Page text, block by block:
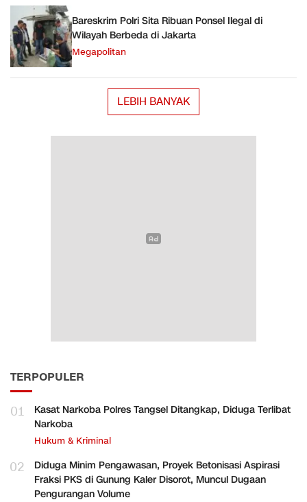
Bareskrim Polri Sita Ribuan Ponsel Ilegal di
Wilayah Berbeda di Jakarta
Megapolitan
LEBIH BANYAK
TERPOPULER
01
Kasat Narkoba Polres Tangsel Ditangkap, Diduga Terlibat
Narkoba
Hukum & Kriminal
02
Diduga Minim Pengawasan, Proyek Betonisasi Aspirasi
Fraksi PKS di Gunung Kaler Disorot, Muncul Dugaan
Pengurangan Volume